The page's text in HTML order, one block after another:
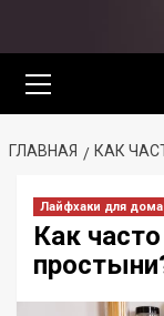
ГЛАВНАЯ КАК
Лайфхаки для дома
Как